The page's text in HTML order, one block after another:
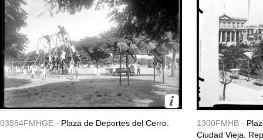
03884FMHGE - Plaza de Deportes del Cerro. 1300FMHB -
Ciudad Vieja.